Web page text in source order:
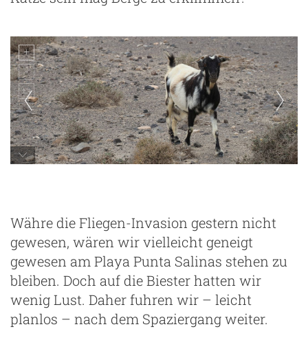
Währe die Fliegen-Invasion gestern nicht
gewesen, wären wir vielleicht geneigt
gewesen am Playa Punta Salinas stehen zu
bleiben. Doch auf die Biester hatten wir
wenig Lust. Daher fuhren wir – leicht
planlos – nach dem Spaziergang weiter.